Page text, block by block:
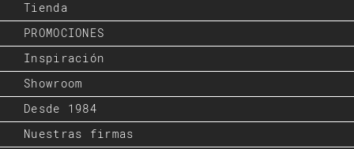
Tienda
PROMOCIONES
Inspiración
Showroom
Desde 1984
Nuestras firmas